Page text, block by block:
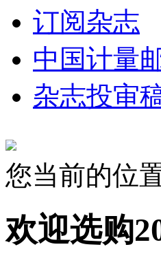
订阅杂志
中国计量
杂志投审
您当前的位
欢迎选购